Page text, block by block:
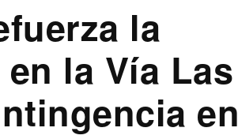
la
la Vía Las
en